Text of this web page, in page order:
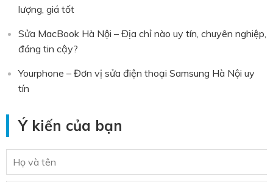
lượng, giá tốt
Sửa MacBook Hà Nội – Địa chỉ nào uy tín, chuyên nghiệp,
đáng tin cậy?
Yourphone – Đơn vị sửa điện thoại Samsung Hà Nội uy
tín
Ý kiến của bạn